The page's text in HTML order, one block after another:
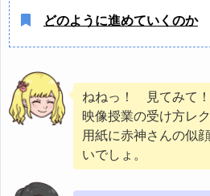
どのように進めていくのか
ねねっ！ 見てみて
映像授業の受け方レ
用紙に赤神さんの似
いでしょ。